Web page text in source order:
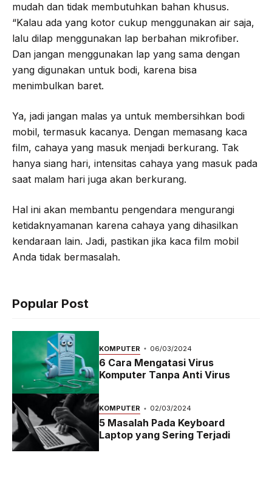
mudah dan tidak membutuhkan bahan khusus.
“Kalau ada yang kotor cukup menggunakan air saja,
lalu dilap menggunakan lap berbahan mikrofiber.
Dan jangan menggunakan lap yang sama dengan
yang digunakan untuk bodi, karena bisa
menimbulkan baret.
Ya, jadi jangan malas ya untuk membersihkan bodi
mobil, termasuk kacanya. Dengan memasang kaca
film, cahaya yang masuk menjadi berkurang. Tak
hanya siang hari, intensitas cahaya yang masuk pada
saat malam hari juga akan berkurang.
Hal ini akan membantu pengendara mengurangi
ketidaknyamanan karena cahaya yang dihasilkan
kendaraan lain. Jadi, pastikan jika kaca film mobil
Anda tidak bermasalah.
Popular Post
KOMPUTER 06/03/2024
6 Cara Mengatasi Virus
Komputer Tanpa Anti Virus
KOMPUTER 02/03/2024
5 Masalah Pada Keyboard
Laptop yang Sering Terjadi